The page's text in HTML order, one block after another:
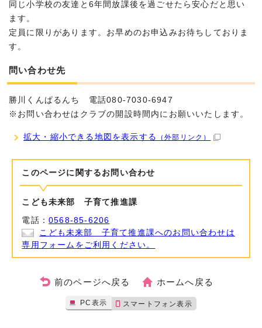
同じ小学校の友達と6年間放課後を過ごせたら安心だと思い
ます。
定員に限りがあります。お早めのお申込みお待ちしておりま
す。
問い合わせ先
勝川くんぱるんち 電話080-7030-6947
※お問い合わせはクラブの開設時間内にお願いいたします。
拡大・縮小できる地図を表示する （外部リンク）
このページに関する お問い合わせ
こども未来部 子育て推進課
電話：0568-85-6206
こども未来部 子育て推進課へのお問い合わせは
専用フォームをご利用ください。
前のページへ戻る ホームへ戻る
PC表示 スマートフォン表示